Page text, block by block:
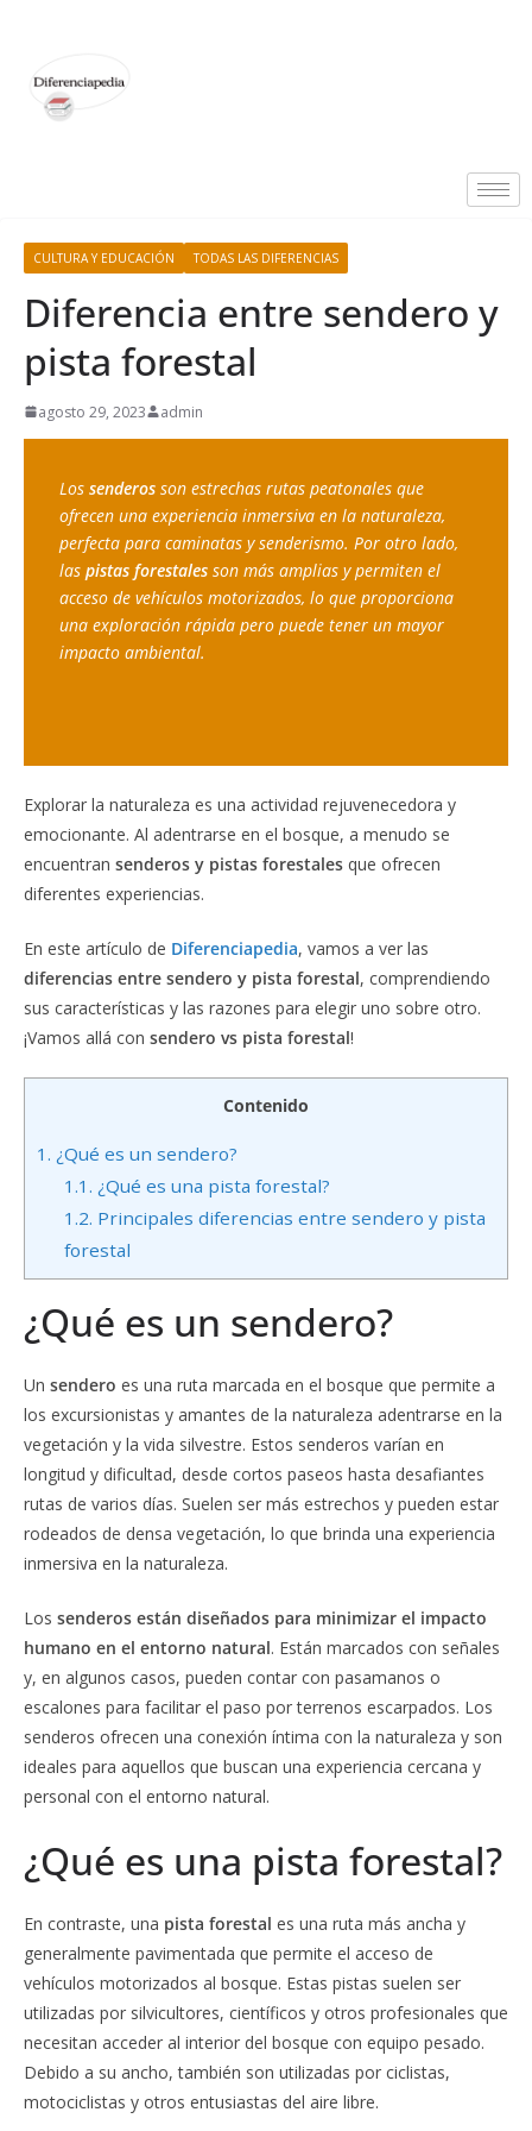
CULTURA Y EDUCACIÓN TODAS LAS DIFERENCIAS
Diferencia entre sendero y
pista forestal
agosto 29, 2023 admin
Los senderos son estrechas rutas peatonales que
ofrecen una experiencia inmersiva en la naturaleza,
perfecta para caminatas y senderismo. Por otro lado,
las pistas forestales son más amplias y permiten el
acceso de vehículos motorizados, lo que proporciona
una exploración rápida pero puede tener un mayor
impacto ambiental.
Explorar la naturaleza es una actividad rejuvenecedora y
emocionante. Al adentrarse en el bosque, a menudo se
encuentran senderos y pistas forestales que ofrecen
diferentes experiencias.
En este artículo de Diferenciapedia, vamos a ver las
diferencias entre sendero y pista forestal, comprendiendo
sus características y las razones para elegir uno sobre otro.
¡Vamos allá con sendero vs pista forestal!
Contenido
1. ¿Qué es un sendero?
1.1. ¿Qué es una pista forestal?
1.2. Principales diferencias entre sendero y pista
forestal
¿Qué es un sendero?
Un sendero es una ruta marcada en el bosque que permite a
los excursionistas y amantes de la naturaleza adentrarse en la
vegetación y la vida silvestre. Estos senderos varían en
longitud y dificultad, desde cortos paseos hasta desafiantes
rutas de varios días. Suelen ser más estrechos y pueden estar
rodeados de densa vegetación, lo que brinda una experiencia
inmersiva en la naturaleza.
Los senderos están diseñados para minimizar el impacto
humano en el entorno natural. Están marcados con señales
y, en algunos casos, pueden contar con pasamanos o
escalones para facilitar el paso por terrenos escarpados. Los
senderos ofrecen una conexión íntima con la naturaleza y son
ideales para aquellos que buscan una experiencia cercana y
personal con el entorno natural.
¿Qué es una pista forestal?
En contraste, una pista forestal es una ruta más ancha y
generalmente pavimentada que permite el acceso de
vehículos motorizados al bosque. Estas pistas suelen ser
utilizadas por silvicultores, científicos y otros profesionales que
necesitan acceder al interior del bosque con equipo pesado.
Debido a su ancho, también son utilizadas por ciclistas,
motociclistas y otros entusiastas del aire libre.